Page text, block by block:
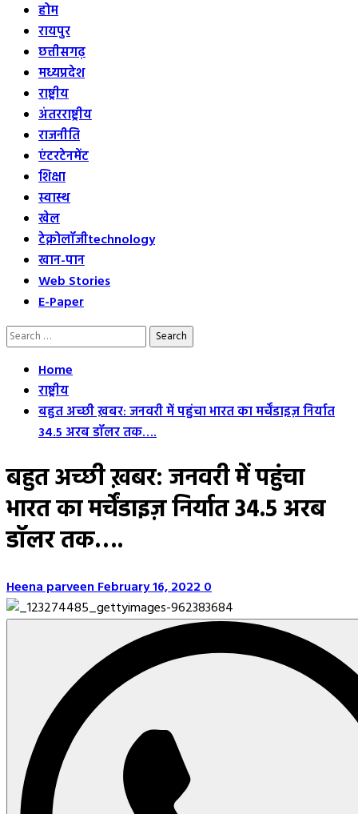
होम
रायपुर
छत्तीसगढ़
मध्यप्रदेश
राष्ट्रीय
अंतरराष्ट्रीय
राजनीति
एंटरटेनमेंट
शिक्षा
स्वास्थ
खेल
टेक्नोलॉजीtechnology
खान-पान
Web Stories
E-Paper
Search
Home
राष्ट्रीय
बहुत अच्छी ख़बर: जनवरी में पहुंचा भारत का मर्चेंडाइज़ निर्यात
34.5 अरब डॉलर तक….
बहुत अच्छी ख़बर: जनवरी में पहुंचा
भारत का मर्चेंडाइज़ निर्यात 34.5 अरब
डॉलर तक….
Heena parveenFebruary 16, 20220